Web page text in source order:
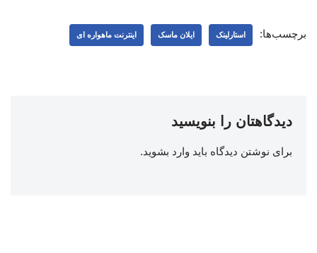
برچسب‌ها: استارلینک ایلان ماسک اینترنت ماهواره ای
دیدگاهتان را بنویسید
برای نوشتن دیدگاه باید وارد بشوید.